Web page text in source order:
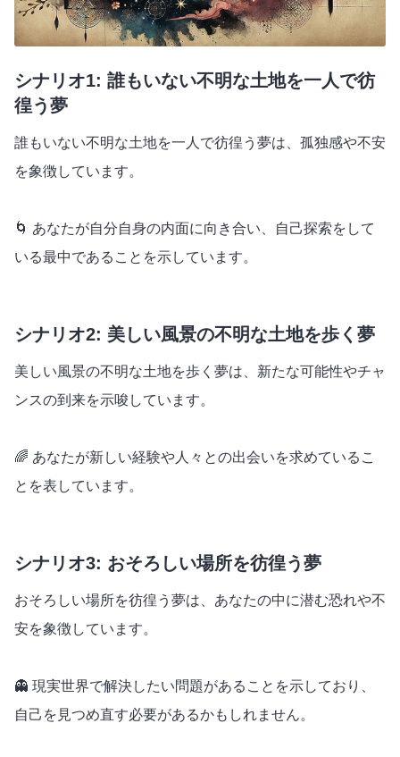
シナリオ1: 誰もいない不明な土地を一人で彷
徨う夢
誰もいない不明な土地を一人で彷徨う夢は、孤独感や不安
を象徴しています。
🌀 あなたが自分自身の内面に向き合い、自己探索をして
いる最中であることを示しています。
シナリオ2: 美しい風景の不明な土地を歩く夢
美しい風景の不明な土地を歩く夢は、新たな可能性やチャ
ンスの到来を示唆しています。
🌈 あなたが新しい経験や人々との出会いを求めているこ
とを表しています。
シナリオ3: おそろしい場所を彷徨う夢
おそろしい場所を彷徨う夢は、あなたの中に潜む恐れや不
安を象徴しています。
👻 現実世界で解決したい問題があることを示しており、
自己を見つめ直す必要があるかもしれません。